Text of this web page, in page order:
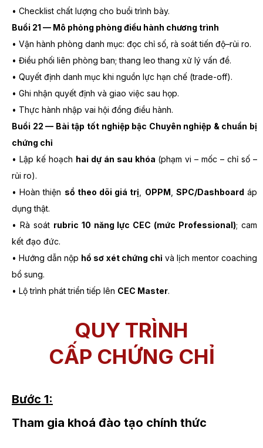
• Checklist chất lượng cho buổi trình bày.
Buổi 21 — Mô phỏng phòng điều hành chương trình
• Vận hành phòng danh mục: đọc chỉ số, rà soát tiến độ–rủi ro.
• Điều phối liên phòng ban; thang leo thang xử lý vấn đề.
• Quyết định danh mục khi nguồn lực hạn chế (trade-off).
• Ghi nhận quyết định và giao việc sau họp.
• Thực hành nhập vai hội đồng điều hành.
Buổi 22 — Bài tập tốt nghiệp bậc Chuyên nghiệp & chuẩn bị
chứng chỉ
• Lập kế hoạch hai dự án sau khóa (phạm vi – mốc – chỉ số –
rủi ro).
• Hoàn thiện sổ theo dõi giá trị OPPM SPC/Dashboard áp
dụng thật.
• Rà soát rubric 10 năng lực CEC (mức Professional); cam
kết đạo đức.
• Hướng dẫn nộp hồ sơ xét chứng chỉ và lịch mentor coaching
bổ sung.
• Lộ trình phát triển tiếp lên CEC Master.
QUY TRÌNH
CẤP CHỨNG CHỈ
Bước 1:
Tham gia khoá đào tạo chính thức